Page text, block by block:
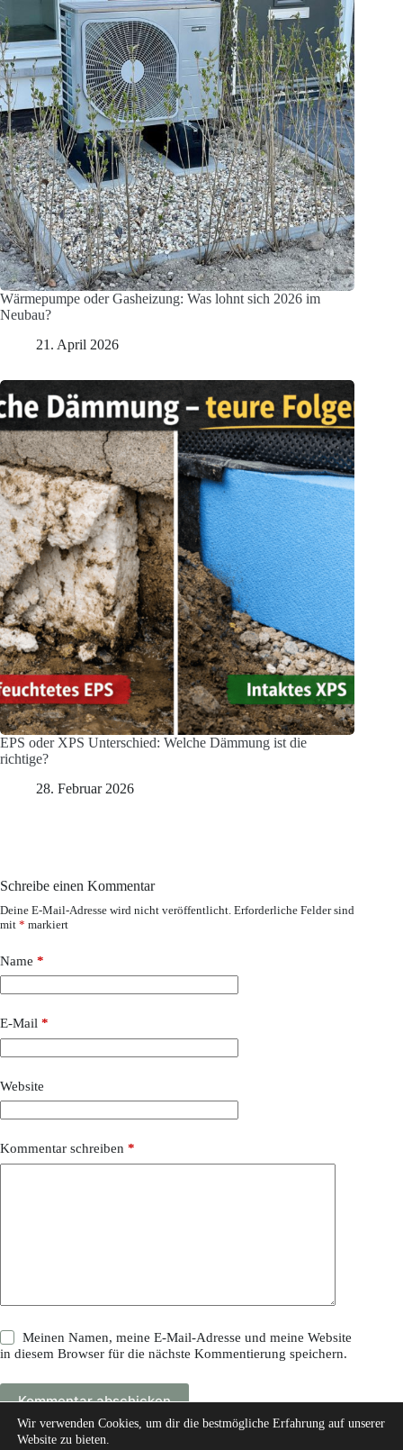
Wärmepumpe oder Gasheizung: Was lohnt sich 2026 im
Neubau?
21. April 2026
EPS oder XPS Unterschied: Welche Dämmung ist die
richtige?
28. Februar 2026
Schreibe einen Kommentar
Deine E-Mail-Adresse wird nicht veröffentlicht. Erforderliche Felder sind
mit * markiert
Name *
E-Mail *
Website
Kommentar schreiben *
Meinen Namen, meine E-Mail-Adresse und meine Website
in diesem Browser für die nächste Kommentierung speichern.
Kommentar abschicken
Wir verwenden Cookies, um dir die bestmögliche Erfahrung auf unserer
Website zu bieten.